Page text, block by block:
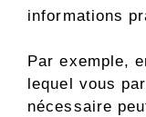
informations
Par exemple,
lequel vous
nécessaire